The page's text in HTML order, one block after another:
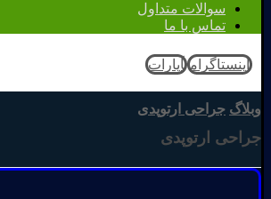
سوالات متداول
تماس با ما
اینستاگرام آپارات
وبلاگ جراحی ارتوپدی
جراحی ارتوپدی